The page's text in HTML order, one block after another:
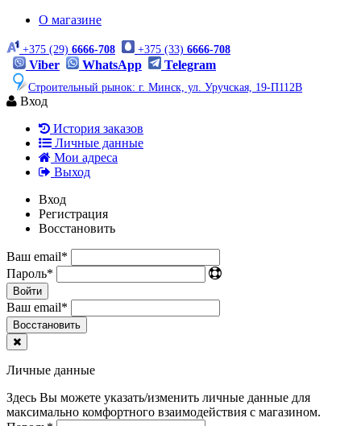
О магазине
+375 (29) 6666-708 +375 (33) 6666-708
Viber WhatsApp Telegram
Строительный рынок: г. Минск, ул. Уручская, 19-П112В
Вход
История заказов
Личные данные
Мои адреса
Выход
Вход
Регистрация
Восстановить
Ваш email*
Пароль*
Войти
Ваш email*
Воcстановить
Личные данные
Здесь Вы можете указать/изменить личные данные для
максимально комфортного взаимодействия с магазином.